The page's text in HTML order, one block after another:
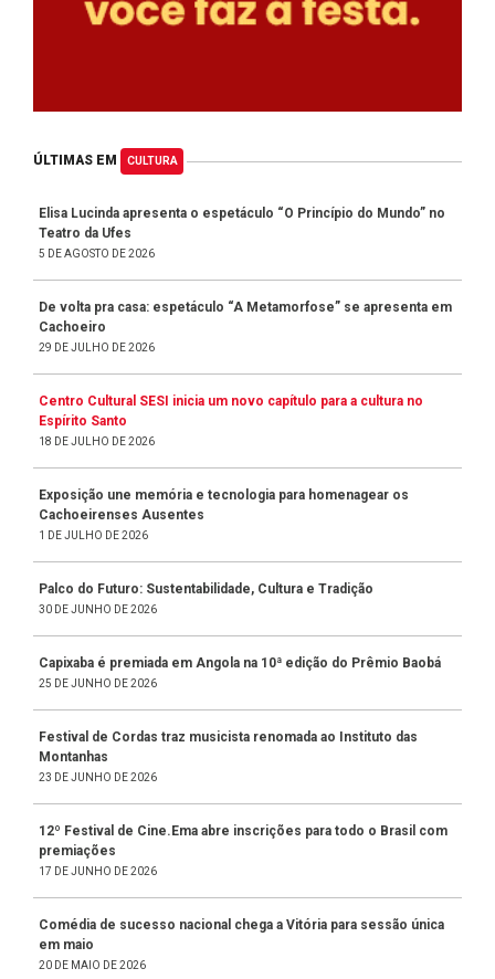
ÚLTIMAS EM CULTURA
Elisa Lucinda apresenta o espetáculo “O Princípio do Mundo” no
Teatro da Ufes
5 DE AGOSTO DE 2026
De volta pra casa: espetáculo “A Metamorfose” se apresenta em
Cachoeiro
29 DE JULHO DE 2026
Centro Cultural SESI inicia um novo capítulo para a cultura no
Espírito Santo
18 DE JULHO DE 2026
Exposição une memória e tecnologia para homenagear os
Cachoeirenses Ausentes
1 DE JULHO DE 2026
Palco do Futuro: Sustentabilidade, Cultura e Tradição
30 DE JUNHO DE 2026
Capixaba é premiada em Angola na 10ª edição do Prêmio Baobá
25 DE JUNHO DE 2026
Festival de Cordas traz musicista renomada ao Instituto das
Montanhas
23 DE JUNHO DE 2026
12º Festival de Cine.Ema abre inscrições para todo o Brasil com
premiações
17 DE JUNHO DE 2026
Comédia de sucesso nacional chega a Vitória para sessão única
em maio
20 DE MAIO DE 2026